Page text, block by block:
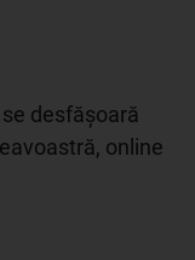
desfășoară
online